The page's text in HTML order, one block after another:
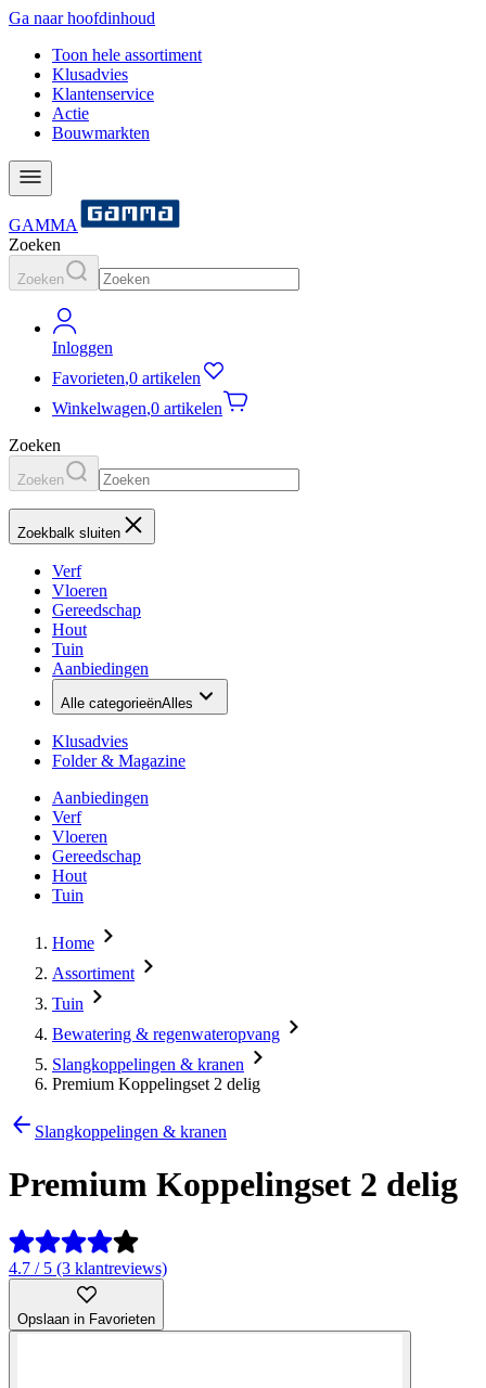
Ga naar hoofdinhoud
Toon hele assortiment
Klusadvies
Klantenservice
Actie
Bouwmarkten
GAMMA
Zoeken
Zoeken
Inloggen
Favorieten,0 artikelen
Winkelwagen,0 artikelen
Zoeken
Zoeken
Zoekbalk sluiten
Verf
Vloeren
Gereedschap
Hout
Tuin
Aanbiedingen
Alle categorieënAlles
Klusadvies
Folder & Magazine
Aanbiedingen
Verf
Vloeren
Gereedschap
Hout
Tuin
Home
Assortiment
Tuin
Bewatering & regenwateropvang
Slangkoppelingen & kranen
Premium Koppelingset 2 delig
Slangkoppelingen & kranen
Premium Koppelingset 2 delig
4.7 / 5 (3 klantreviews)
Opslaan in Favorieten